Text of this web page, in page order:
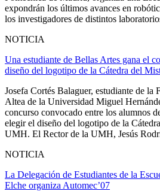
expondrán los últimos avances en
los investigadores de distintos
NOTICIA
Una estudiante de Bellas Artes gana el
diseño del logotipo de la Cátedra del
Josefa Cortés Balaguer, estudiante de la
Altea de la Universidad Miguel
concurso convocado entre los alumnos
elegir el diseño del logotipo de la
UMH. El Rector de la UMH, Jesús
NOTICIA
La Delegación de Estudiantes de la
Elche organiza Automec’07